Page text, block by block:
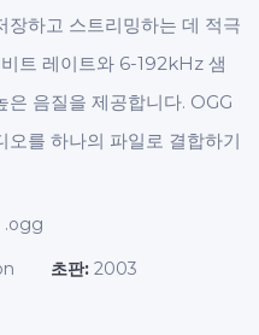
장하고 스트리밍하는 데 적극
트 레이트와 6-192kHz 샘
음질을 제공합니다. OGG
를 하나의 파일로 결합하기
.ogg
초판: 2003